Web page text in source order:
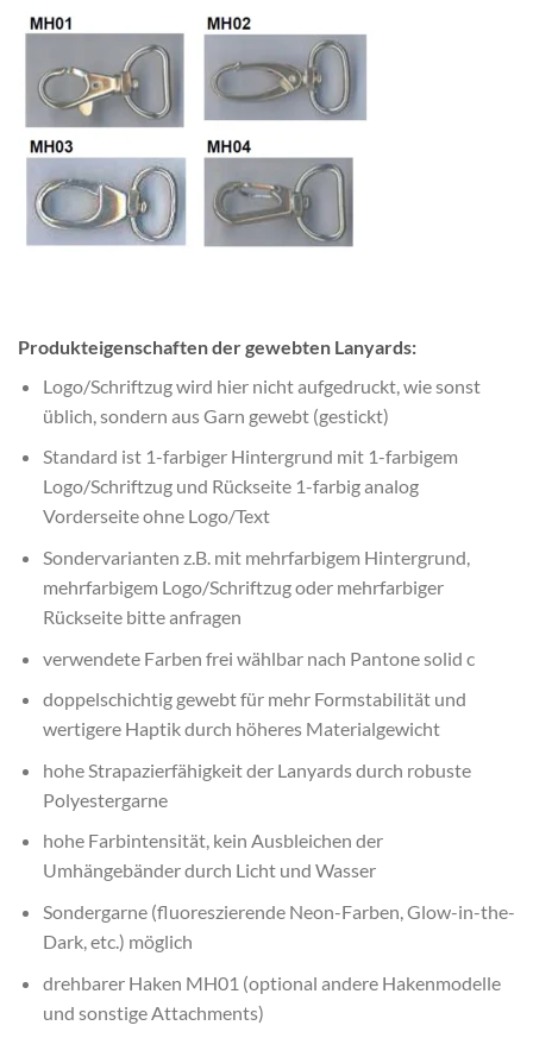
Produkteigenschaften der gewebten Lanyards:
Logo/Schriftzug wird hier nicht aufgedruckt, wie sonst
üblich, sondern aus Garn gewebt (gestickt)
Standard ist 1-farbiger Hintergrund mit 1-farbigem
Logo/Schriftzug und Rückseite 1-farbig analog
Vorderseite ohne Logo/Text
Sondervarianten z.B. mit mehrfarbigem Hintergrund,
mehrfarbigem Logo/Schriftzug oder mehrfarbiger
Rückseite bitte anfragen
verwendete Farben frei wählbar nach Pantone solid c
doppelschichtig gewebt für mehr Formstabilität und
wertigere Haptik durch höheres Materialgewicht
hohe Strapazierfähigkeit der Lanyards durch robuste
Polyestergarne
hohe Farbintensität, kein Ausbleichen der
Umhängebänder durch Licht und Wasser
Sondergarne (fluoreszierende Neon-Farben, Glow-in-the-
Dark, etc.) möglich
drehbarer Haken MH01 (optional andere Hakenmodelle
und sonstige Attachments)